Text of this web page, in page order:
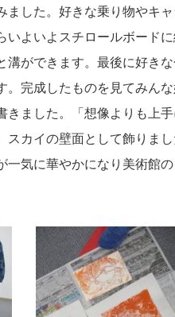
した。好きな乗り物やキ
よいよスチロールボード
ができます。最後に好き
完成したものを見てみん
ました。「想像よりも上
カイの壁面として飾りま
気に華やかになり美術館の